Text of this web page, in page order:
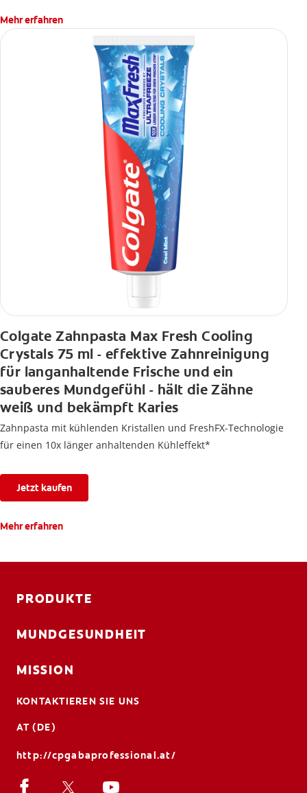
Mehr erfahren
Colgate Zahnpasta Max Fresh Cooling
Crystals 75 ml - effektive Zahnreinigung
für langanhaltende Frische und ein
sauberes Mundgefühl - hält die Zähne
weiß und bekämpft Karies
Zahnpasta mit kühlenden Kristallen und FreshFX-Technologie
für einen 10x länger anhaltenden Kühleffekt*
Jetzt kaufen
Mehr erfahren
PRODUKTE
MUNDGESUNDHEIT
MISSION
KONTAKTIEREN SIE UNS
AT (DE)
http://cpgabaprofessional.at/